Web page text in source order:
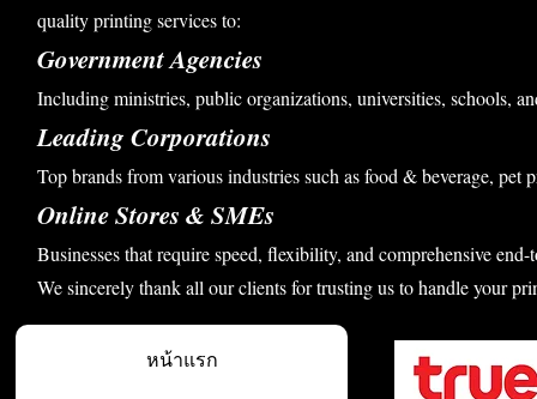
quality printing services to:
Government Agencies
Including ministries, public organizations, universities, schools,
Leading Corporations
Top brands from various industries such as food & beverage, pet
Online Stores & SMEs
Businesses that require speed, flexibility, and comprehensive
We sincerely thank all our clients for trusting us to handle your
หน้าแรก